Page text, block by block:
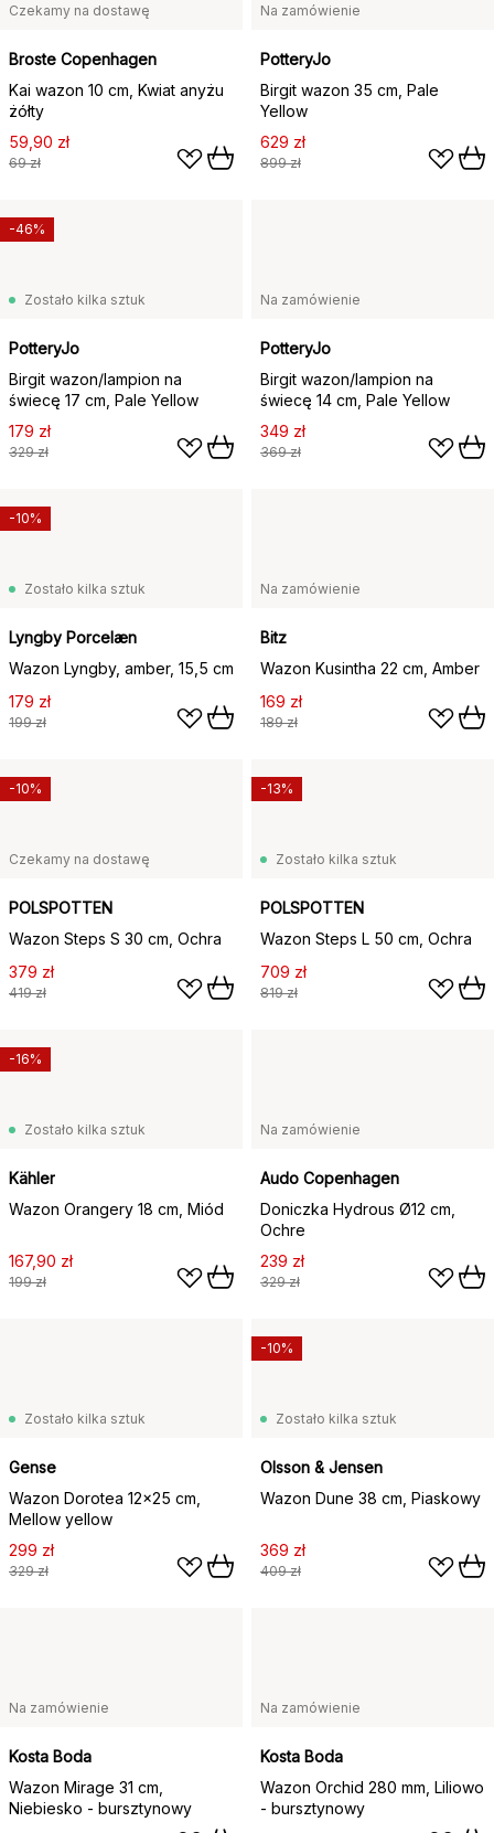
Czekamy na dostawę
Broste Copenhagen
Kai wazon 10 cm, Kwiat anyżu
żółty
59,90 zł
69 zł
Na zamówienie
PotteryJo
Birgit wazon 35 cm, Pale
Yellow
629 zł
899 zł
Zostało kilka sztuk
PotteryJo
Birgit wazon/lampion na
świecę 17 cm, Pale Yellow
179 zł
329 zł
-46%
Na zamówienie
PotteryJo
Birgit wazon/lampion na
świecę 14 cm, Pale Yellow
349 zł
369 zł
Zostało kilka sztuk
Lyngby Porcelæn
Wazon Lyngby, amber, 15,5 cm
179 zł
199 zł
-10%
Na zamówienie
Bitz
Wazon Kusintha 22 cm, Amber
169 zł
189 zł
Czekamy na dostawę
POLSPOTTEN
Wazon Steps S 30 cm, Ochra
379 zł
419 zł
-10%
Zostało kilka sztuk
POLSPOTTEN
Wazon Steps L 50 cm, Ochra
709 zł
819 zł
-13%
Zostało kilka sztuk
Kähler
Wazon Orangery 18 cm, Miód
167,90 zł
199 zł
-16%
Na zamówienie
Audo Copenhagen
Doniczka Hydrous Ø12 cm,
Ochre
239 zł
329 zł
Zostało kilka sztuk
Gense
Wazon Dorotea 12x25 cm,
Mellow yellow
299 zł
329 zł
Zostało kilka sztuk
Olsson & Jensen
Wazon Dune 38 cm, Piaskowy
369 zł
409 zł
-10%
Na zamówienie
Kosta Boda
Wazon Mirage 31 cm,
Niebiesko - bursztynowy
Na zamówienie
Kosta Boda
Wazon Orchid 280 mm, Liliowo
- bursztynowy